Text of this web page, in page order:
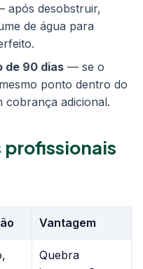
após desobstruir,
de água para
de 90 dias — se o
ponto dentro do
cobrança adicional.
Vantagem
Quebra